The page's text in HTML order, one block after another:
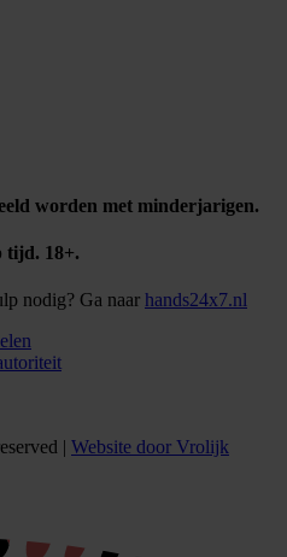
worden met minderjarigen.
tijd. 18+.
nodig? Ga naar hands24x7.nl
| Website door Vrolijk